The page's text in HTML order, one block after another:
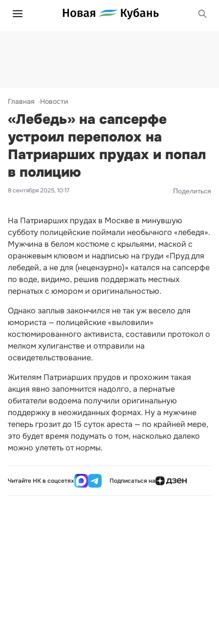
Главная Новости
«Лебедь» на сапсерфе
устроил переполох на
Патриарших прудах и попал
в полицию
8 сентября 2025, 10:17 Поделиться
На Патриарших прудах в Москве в минувшую
субботу полицейские поймали необычного «лебедя».
Мужчина в белом костюме с крыльями, маской с
оранжевым клювом и надписью на груди «Пруд для
лебедей, а не для (нецензурно)» катался на сапсерфе
по воде, видимо, решив поддержать местных
пернатых с юмором и оригинальностью.
Однако заплыв закончился не так уж весело для
юмориста — полицейские «выловили»
костюмированного активиста, составили протокол о
мелком хулиганстве и отправили на
освидетельствование.
Жителям Патриарших прудов и прохожим такая
акция явно запомнится надолго, а пернатые
обитатели водоема получили оригинальную
поддержку в неожиданных формах. Ну а мужчине
теперь грозит до 15 суток ареста — по крайней мере,
это будет время подумать о том, насколько далеко
можно улететь от нормы.
Читайте НК в соцсетях Подписаться на